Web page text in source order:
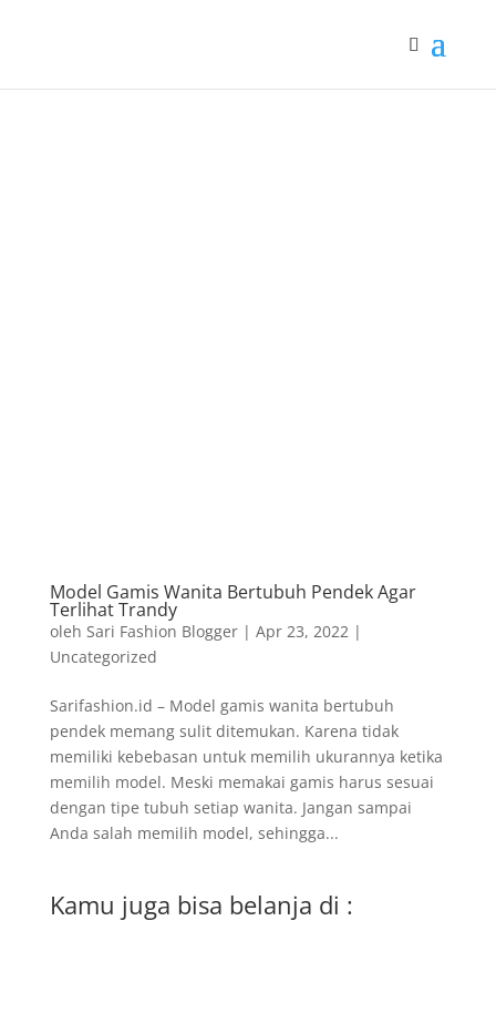
Model Gamis Wanita Bertubuh Pendek Agar
Terlihat Trandy
oleh Sari Fashion Blogger| Apr 23, 2022|
Uncategorized
Sarifashion.id – Model gamis wanita bertubuh
pendek memang sulit ditemukan. Karena tidak
memiliki kebebasan untuk memilih ukurannya ketika
memilih model. Meski memakai gamis harus sesuai
dengan tipe tubuh setiap wanita. Jangan sampai
Anda salah memilih model, sehingga...
Kamu juga bisa belanja di :